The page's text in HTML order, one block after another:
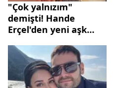
"Çok yalnızım"
demişti! Hande
Erçel'den yeni aşk